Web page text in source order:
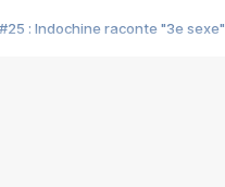
#25 : Indochine raconte "3e sexe"